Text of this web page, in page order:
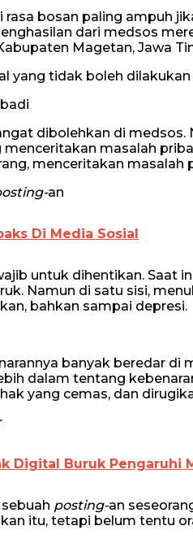
bosan paling ampuh
dari medsos
Magetan, Jawa
yang tidak boleh
dibolehkan di
menceritakan masalah
menceritakan
an
Di Media Sosial
untuk dihentikan. Saat
Namun di satu sisi,
bahkan sampai depresi.
banyak beredar di
dalam tentang
yang cemas, dan
Digital Buruk Pengaruhi
posting-an
itu, tetapi belum tentu